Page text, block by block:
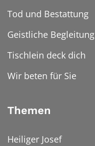
Tod und Bestattung
Geistliche Begleitung
Tischlein deck dich
Wir beten für Sie
Themen
Heiliger Josef